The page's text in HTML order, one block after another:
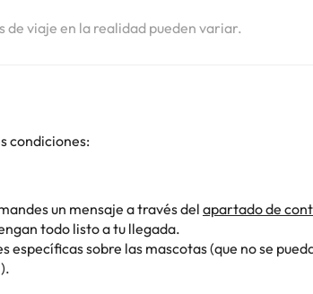
de viaje en la realidad pueden variar.
condiciones:
un mensaje a través del apartado de
todo listo a tu llegada.
sobre las mascotas (que no se